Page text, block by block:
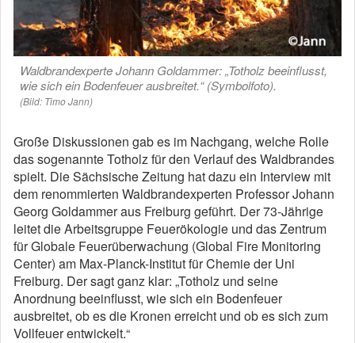
Waldbrandexperte Johann Goldammer: „Totholz beeinflusst,
wie sich ein Bodenfeuer ausbreitet.“ (Symbolfoto).
(Bild: Timo Jann)
Große Diskussionen gab es im Nachgang, welche Rolle
das sogenannte Totholz für den Verlauf des Waldbrandes
spielt. Die Sächsische Zeitung hat dazu ein Interview mit
dem renommierten Waldbrandexperten Professor Johann
Georg Goldammer aus Freiburg geführt. Der 73-Jährige
leitet die Arbeitsgruppe Feuerökologie und das Zentrum
für Globale Feuerüberwachung (Global Fire Monitoring
Center) am Max-Planck-Institut für Chemie der Uni
Freiburg. Der sagt ganz klar: „Totholz und seine
Anordnung beeinflusst, wie sich ein Bodenfeuer
ausbreitet, ob es die Kronen erreicht und ob es sich zum
Vollfeuer entwickelt.“